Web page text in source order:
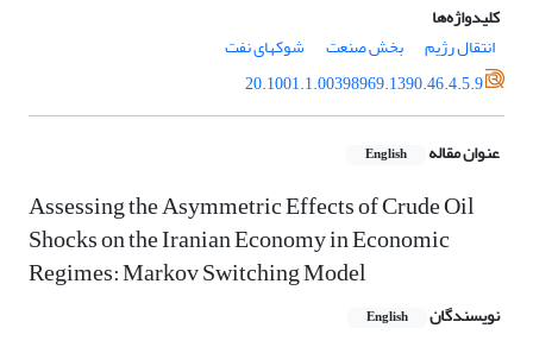
کلیدواژه‌ها
انتقال رژیم
بخش صنعت
شوک‎های نفت
20.1001.1.00398969.1390.46.4.5.9
عنوان مقاله English
Assessing the Asymmetric Effects of Crude Oil
Shocks on the Iranian Economy in Economic
Regimes: Markov Switching Model
نویسندگان English